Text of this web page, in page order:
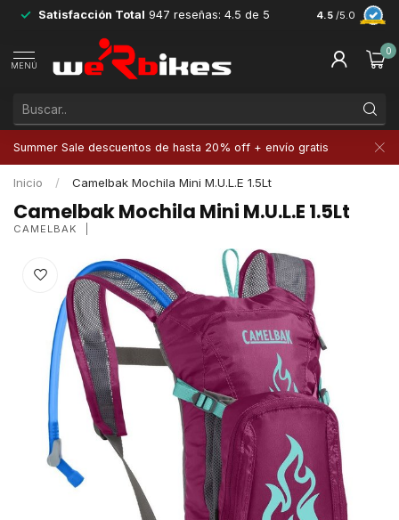
Satisfacción Total 947 reseñas: 4.5 de 5 4.5 /5.0
MENÚ
0
Summer Sale descuentos de hasta 20% off + envío gratis
Inicio / Camelbak Mochila Mini M.U.L.E 1.5Lt
Camelbak Mochila Mini M.U.L.E 1.5Lt
CAMELBAK